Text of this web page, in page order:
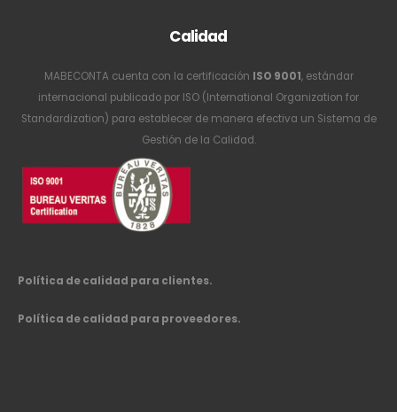
Calidad
MABECONTA cuenta con la certificación ISO 9001, estándar
internacional publicado por ISO (International Organization for
Standardization) para establecer de manera efectiva un Sistema de
Gestión de la Calidad.
Política de calidad para clientes.
Política de calidad para proveedores.